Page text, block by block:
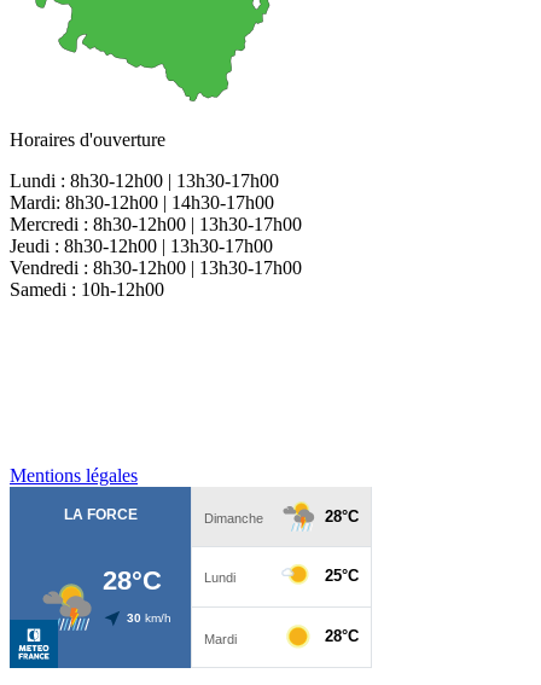
Horaires d'ouverture
Lundi : 8h30-12h00 | 13h30-17h00
Mardi: 8h30-12h00 | 14h30-17h00
Mercredi : 8h30-12h00 | 13h30-17h00
Jeudi : 8h30-12h00 | 13h30-17h00
Vendredi : 8h30-12h00 | 13h30-17h00
Samedi : 10h-12h00
Mentions légales